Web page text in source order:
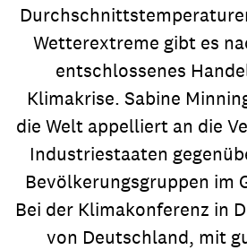
Wetterextreme gibt es
entschlossenes
Klimakrise. Sabine
die Welt appelliert an die
Industriestaaten
Bevölkerungsgruppen im
Bei der Klimakonferenz in
von Deutschland, mit